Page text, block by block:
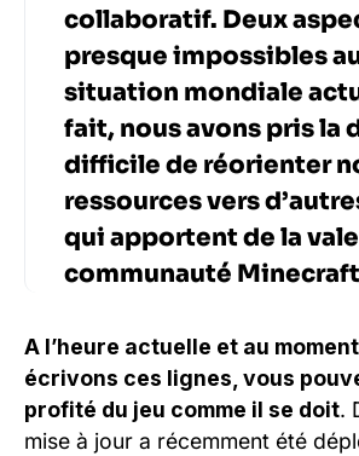
collaboratif. Deux
presque impossibles
situation mondiale
fait, nous avons pris la
difficile de réorienter
ressources vers
qui apportent de la
communauté
A l’heure actuelle et au
écrivons ces lignes, vous
profité du jeu comme il se doit.
mise à jour a récemment été